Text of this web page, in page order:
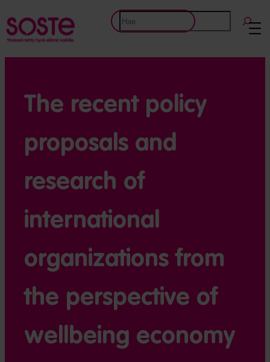
Etsi
The recent policy
proposals and
research of
international
organizations from
the perspective of
wellbeing economy